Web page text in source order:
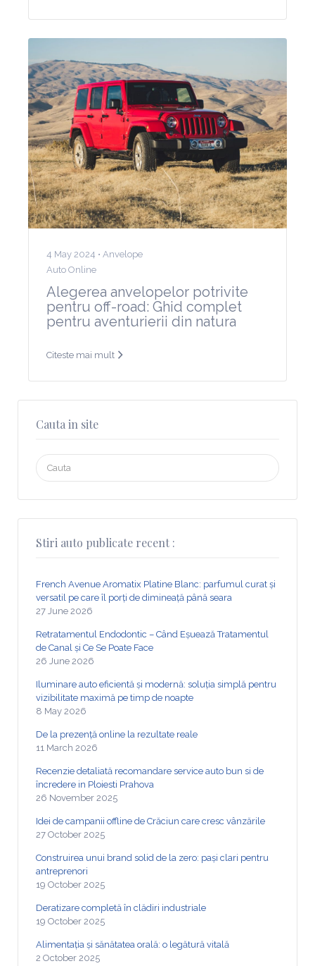
4 May 2024 • Anvelope
Auto Online
Alegerea anvelopelor potrivite
pentru off-road: Ghid complet
pentru aventurierii din natura
Citeste mai mult
Cauta in site
Search
for:
Stiri auto publicate recent :
French Avenue Aromatix Platine Blanc: parfumul curat și
versatil pe care îl porți de dimineață până seara
27 June 2026
Retratamentul Endodontic – Când Eșuează Tratamentul
de Canal și Ce Se Poate Face
26 June 2026
Iluminare auto eficientă și modernă: soluția simplă pentru
vizibilitate maximă pe timp de noapte
8 May 2026
De la prezență online la rezultate reale
11 March 2026
Recenzie detaliată recomandare service auto bun si de
încredere in Ploiesti Prahova
26 November 2025
Idei de campanii offline de Crăciun care cresc vânzările
27 October 2025
Construirea unui brand solid de la zero: pași clari pentru
antreprenori
19 October 2025
Deratizare completă în clădiri industriale
19 October 2025
Alimentația și sănătatea orală: o legătură vitală
2 October 2025